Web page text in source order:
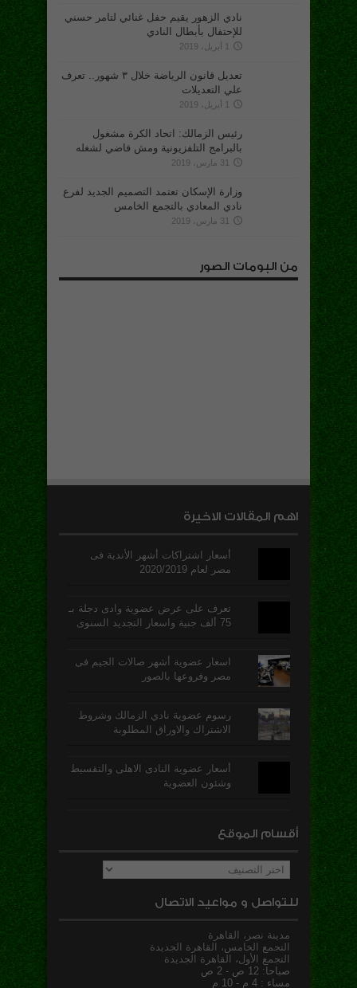
نادي الزهور يقيم حفل غنائي لتامر حسني
للإحتفال بأبطال النادي
1 أبريل، 2019
تعديل قانون الرياضة خلال ٣ شهور.. تعرف
علي التعديلات
1 أبريل، 2019
رئيس الزمالك: اتحاد الكرة مشغول
بالبرامج التلفزيونية ومش فاضي لشغله
31 مارس، 2019
وزارة الإسكان تعتمد التصميم الجديد لفرع
نادي المعادي بالتجمع الخامس
31 مارس، 2019
من البومات الصور
اهم المقالات الاخيرة
أسعار اشتراكات أشهر الأندية فى
مصر لعام 2020/2019
تعرف على عرض عضوية وادى دجلة بـ
75 ألف جنية واسعار التجديد السنوى
اسعار عضوية أشهر صالات الجيم فى
مصر وفروعها بالصور
رسوم عضوية نادي الزمالك وشروط
الاشتراك والاوراق المطلوبة
أسعار عضوية النادى الاهلى والتقسيط
وشئون العضوية
أقسام الموقع
أقسام
الموقع
للتواصل و مواعيد الاتصال
مدينة نصر، القاهرة
التجمع الخامس، القاهرة الجديدة
التجمع الأول، القاهرة الجديدة
صباحا: 12 ص - 2 ص
مساء : 4 م - 10 م